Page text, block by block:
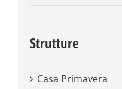
Strutture
Casa Primavera